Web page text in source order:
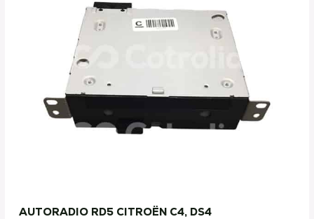
AUTORADIO RD5 CITROËN C4, DS4